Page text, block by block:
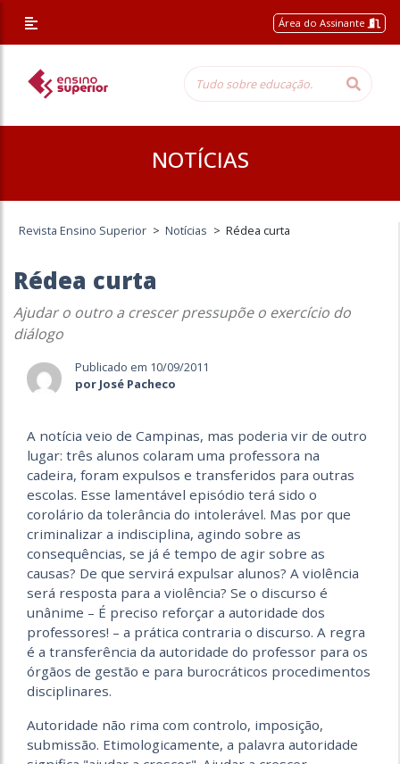
Área do Assinante
NOTÍCIAS
Revista Ensino Superior > Notícias > Rédea curta
Rédea curta
Ajudar o outro a crescer pressupõe o exercício do
diálogo
Publicado em 10/09/2011
por José Pacheco
A notícia veio de Campinas, mas poderia vir de outro
lugar: três alunos colaram uma professora na
cadeira, foram expulsos e transferidos para outras
escolas. Esse lamentável episódio terá sido o
corolário da tolerância do intolerável. Mas por que
criminalizar a indisciplina, agindo sobre as
consequências, se já é tempo de agir sobre as
causas? De que servirá expulsar alunos? A violência
será resposta para a violência? Se o discurso é
unânime – É preciso reforçar a autoridade dos
professores! – a prática contraria o discurso. A regra
é a transferência da autoridade do professor para os
órgãos de gestão e para burocráticos procedimentos
disciplinares.
Autoridade não rima com controlo, imposição,
submissão. Etimologicamente, a palavra autoridade